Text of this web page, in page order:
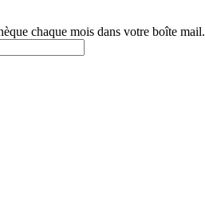
chaque mois dans votre boîte mail.